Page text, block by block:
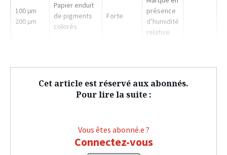
100 µm
200 µm
Papier enduit
de pigments
colorés
Forte
présence
d’humidité
relative
Cet article est réservé aux abonnés.
Pour lire la suite :
Vous êtes abonné.e ?
Connectez-vous